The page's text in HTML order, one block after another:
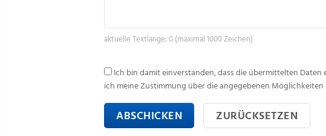
aktuelle Textlänge: 0 (maximal 1000 Zeichen)
Ich bin damit einverstanden, dass die übermittelten
ich meine Zustimmung über die angegebenen
ABSCHICKEN ZURÜCKSETZEN